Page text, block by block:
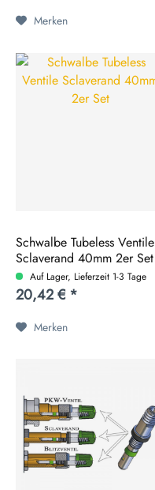
Merken
Schwalbe Tubeless Ventile
Sclaverand 40mm 2er Set
Auf Lager, Lieferzeit 1-3 Tage
20,42 € *
Merken